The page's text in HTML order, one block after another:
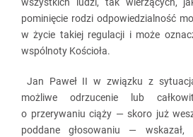
pominięcie rodzi odpowiedzialność
w życie takiej regulacji i może
wspólnoty Kościoła.
Jan Paweł II w związku z
możliwe odrzucenie lub
o przerywaniu ciąży — skoro już
poddane głosowaniu — wskazał,